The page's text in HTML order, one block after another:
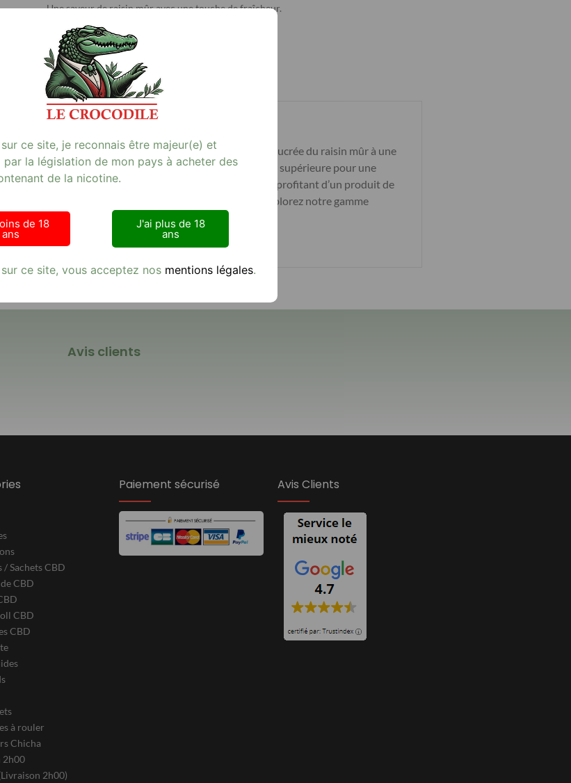
Une saveur de raisin mûr avec une touche de fraîcheur.
expérience gustative unique qui allie la saveur douce et sucrée du raisin mûr à une
fruitées et glacées, ces capsules offrent une qualité supérieure pour une
cherchant à savourer des arômes authentiques tout en profitant d’un produit de
ceux qui souhaitent combiner plaisir et bien-être. Explorez notre gamme
et faites le choix de la qualité.
Avis clients
/ Sachets CBD
CBD
CBD
CBD
à rouler
Chicha
2h00
2h00)
Paiement sécurisé Avis Clients
ce site, je reconnais être majeur(e) et
par la législation de mon pays à acheter des
de la nicotine.
de 18
ans
J'ai plus de 18
ans
ce site, vous acceptez nos mentions légales.